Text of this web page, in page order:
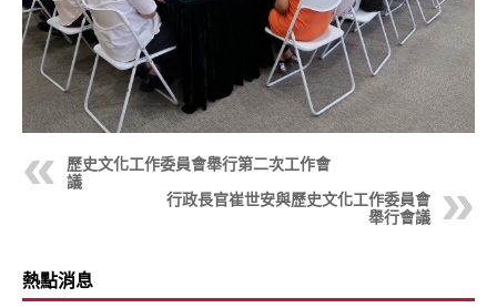
歷史文化工作委員會舉行第二次工作會
議
行政長官崔世安與歷史文化工作委員會
舉行會議
熱點消息